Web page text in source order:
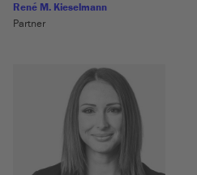
René M. Kieselmann
Partner